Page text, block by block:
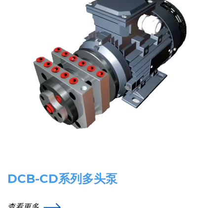
DCB-CD系列多头泵